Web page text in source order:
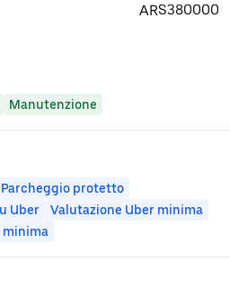
ARS380000
Manutenzione
Parcheggio protetto
Uber
Valutazione Uber minima
minima